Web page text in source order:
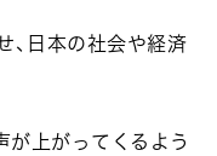
、日本の社会や経済
が上がってくるよう